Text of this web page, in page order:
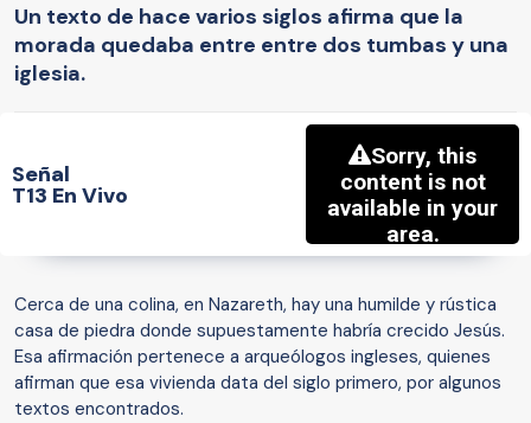
Un texto de hace varios siglos afirma que la
morada quedaba entre entre dos tumbas y una
iglesia.
Señal
T13 En Vivo
Cerca de una colina, en Nazareth, hay una humilde y rústica
casa de piedra donde supuestamente habría crecido Jesús.
Esa afirmación pertenece a arqueólogos ingleses, quienes
afirman que esa vivienda data del siglo primero, por algunos
textos encontrados.